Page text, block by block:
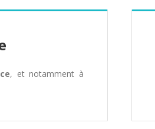
, et notamment à